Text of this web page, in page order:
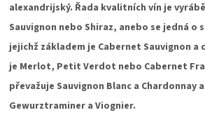
alexandrijský. Řada kvalitních vín je
Sauvignon nebo Shiraz, anebo se jedná o
jejichž základem je Cabernet Sauvignon
je Merlot, Petit Verdot nebo Cabernet
převažuje Sauvignon Blanc a Chardonnay
Gewurztraminer a Viognier.